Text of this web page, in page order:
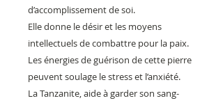
d’accomplissement de soi.
Elle donne le désir et les moyens
intellectuels de combattre pour la paix.
Les énergies de guérison de cette pierre
peuvent soulage le stress et l’anxiété.
La Tanzanite, aide à garder son sang-